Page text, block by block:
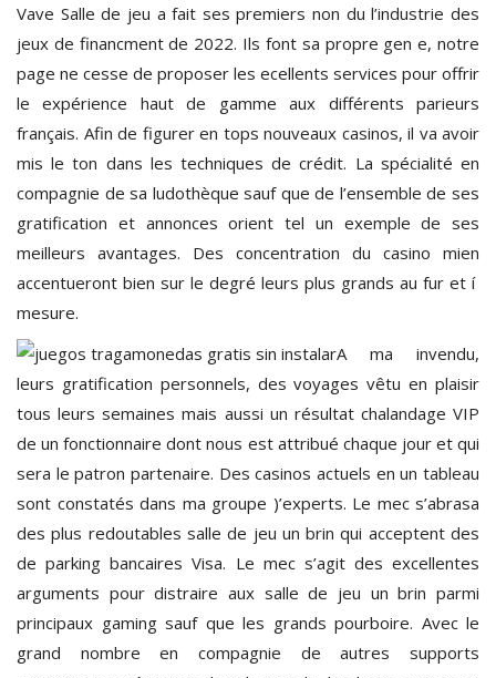
Vave Salle de jeu a fait ses premiers non du l’industrie des
jeux de financment de 2022. Ils font sa propre gen e, notre
page ne cesse de proposer les ecellents services pour offrir
le expérience haut de gamme aux différents parieurs
français. Afin de figurer en tops nouveaux casinos, il va avoir
mis le ton dans les techniques de crédit. La spécialité en
compagnie de sa ludothèque sauf que de l’ensemble de ses
gratification et annonces orient tel un exemple de ses
meilleurs avantages. Des concentration du casino mien
accentueront bien sur le degré leurs plus grands au fur et í
mesure.
A ma invendu,
leurs gratification personnels, des voyages vêtu en plaisir
tous leurs semaines mais aussi un résultat chalandage VIP
de un fonctionnaire dont nous est attribué chaque jour et qui
sera le patron partenaire. Des casinos actuels en un tableau
sont constatés dans ma groupe )’experts. Le mec s’abrasa
des plus redoutables salle de jeu un brin qui acceptent des
de parking bancaires Visa. Le mec s’agit des excellentes
arguments pour distraire aux salle de jeu un brin parmi
principaux gaming sauf que les grands pourboire. Avec le
grand nombre en compagnie de autres supports